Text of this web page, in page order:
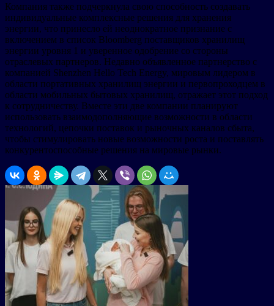
Компания также подчеркнула свою способность создавать
индивидуальные комплексные решения для хранения
энергии, что принесло ей неоднократное признание с
включением в список Bloomberg поставщиков хранилищ
энергии уровня 1 и уверенное одобрение со стороны
отраслевых партнеров. Недавно объявленное партнерство с
компанией Shenzhen Hello Tech Energy, мировым лидером в
области портативных хранилищ энергии и первопроходцем в
области мобильных бытовых хранилищ, отражает этот подход
к сотрудничеству. Вместе эти две компании планируют
использовать взаимодополняющие возможности в области
технологий, цепочки поставок и рыночных каналов сбыта,
чтобы стимулировать новые возможности роста и поставлять
конкурентоспособные решения на мировые рынки.